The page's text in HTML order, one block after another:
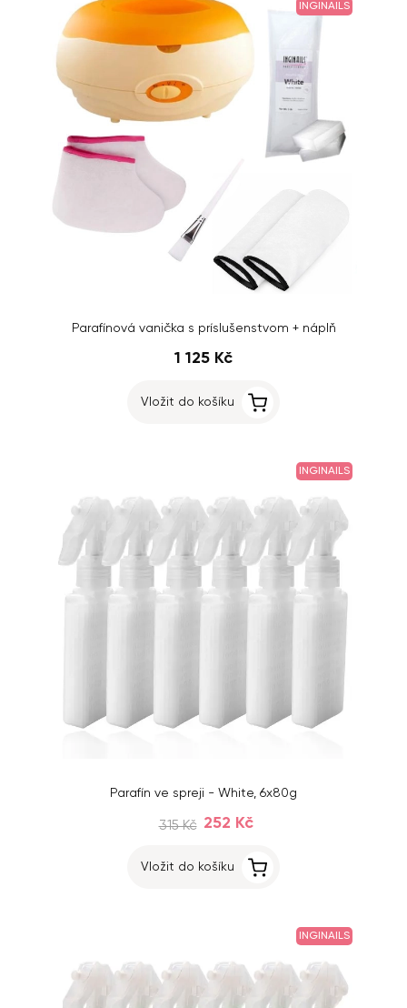
INGINAILS
Parafínová vanička s príslušenstvom + náplň
1 125 Kč
Vložit do košíku
INGINAILS
Parafín ve spreji - White, 6x80g
315 Kč 252 Kč
Vložit do košíku
INGINAILS